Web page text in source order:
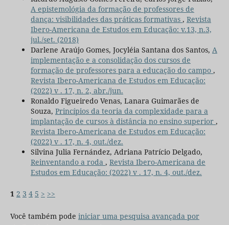
A epistemológia da formação de professores de
dança: visibilidades das práticas formativas , Revista
Ibero-Americana de Estudos em Educação: v.13, n.3,
jul./set. (2018)
Darlene Araújo Gomes, Jocyléia Santana dos Santos, A
implementação e a consolidação dos cursos de
formação de professores para a educação do campo ,
Revista Ibero-Americana de Estudos em Educação:
(2022) v . 17, n. 2, abr./jun.
Ronaldo Figueiredo Venas, Lanara Guimarães de
Souza, Princípios da teoria da complexidade para a
implantação de cursos à distância no ensino superior ,
Revista Ibero-Americana de Estudos em Educação:
(2022) v . 17, n. 4, out./dez.
Silvina Julia Fernández, Adriana Patrício Delgado,
Reinventando a roda , Revista Ibero-Americana de
Estudos em Educação: (2022) v . 17, n. 4, out./dez.
1 2 3 4 5 > >>
Você também pode iniciar uma pesquisa avançada por